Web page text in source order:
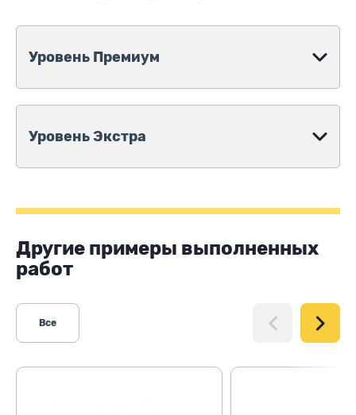
Уровень Премиум
Уровень Экстра
Другие примеры выполненных
работ
Все